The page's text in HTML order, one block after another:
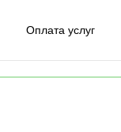
Оплата услуг